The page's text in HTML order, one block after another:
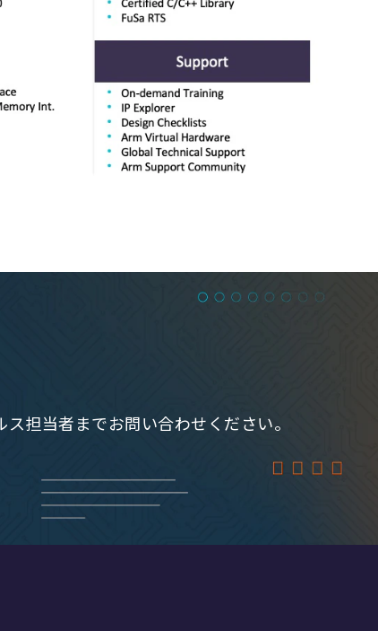
担当者までお問い合わせください。